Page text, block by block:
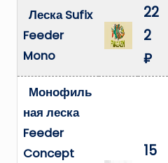
Леска Sufix
Feeder
Mono
22
2
₽
Монофиль
ная леска
Feeder
Concept
15